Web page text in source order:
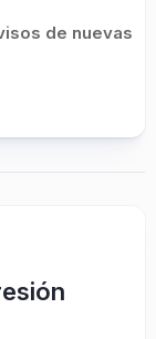
de nuevas